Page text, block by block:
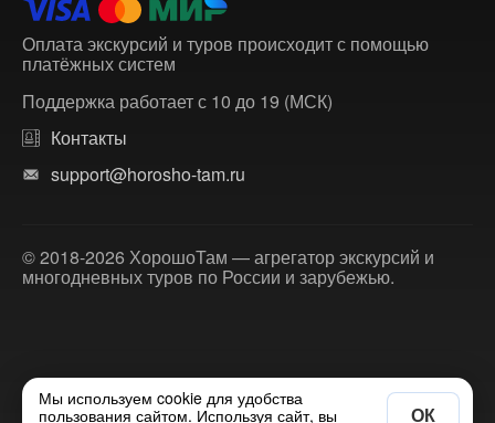
Оплата экскурсий и туров происходит с помощью
платёжных систем
Поддержка работает с 10 до 19 (МСК)
Контакты
support@horosho-tam.ru
© 2018-2026 ХорошоТам — агрегатор экскурсий и
многодневных туров по России и зарубежью.
Мы используем cookie для удобства
пользования сайтом. Используя сайт, вы
ОК